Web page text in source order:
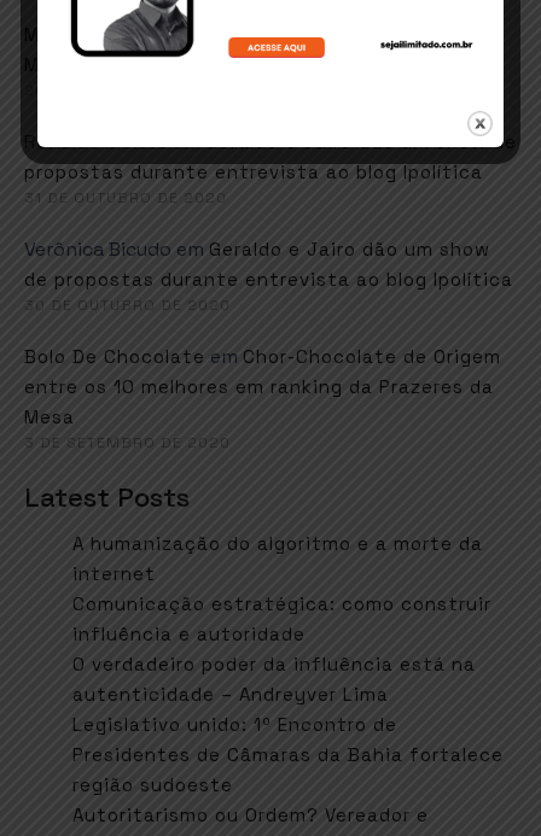
Marcos goesemFaustão sugere música de
Martinho da Vila em resposta ao MEC
Ronaldo Moisesem Geraldo e Jairo dão um show de
propostas durante entrevista ao blog Ipolítica
31 DE OUTUBRO DE 2020
Verônica Bicudo em Geraldo e Jairo dão um show
de propostas durante entrevista ao blog Ipolítica
30 DE OUTUBRO DE 2020
Bolo De Chocolate em Chor-Chocolate de Origem
entre os 10 melhores em ranking da Prazeres da
Mesa
3 DE SETEMBRO DE 2020
Latest Posts
A humanização do algoritmo e a morte da
internet
Comunicação estratégica: como construir
influência e autoridade
O verdadeiro poder da influência está na
autenticidade – Andreyver Lima
Legislativo unido: 1º Encontro de
Presidentes de Câmaras da Bahia fortalece
região sudoeste
Autoritarismo ou Ordem? Vereador e